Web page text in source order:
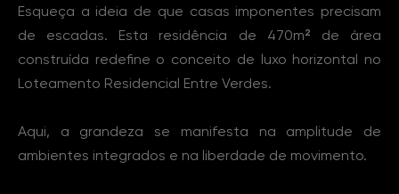
Esqueça a ideia de que casas imponentes precisam
de escadas. Esta residência de 470m² de área
construída redefine o conceito de luxo horizontal no
Loteamento Residencial Entre Verdes.
Aqui, a grandeza se manifesta na amplitude de
ambientes integrados e na liberdade de movimento.